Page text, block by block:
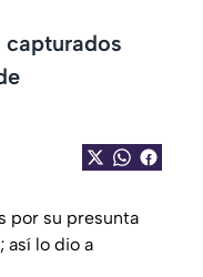
por su presunta
así lo dio a